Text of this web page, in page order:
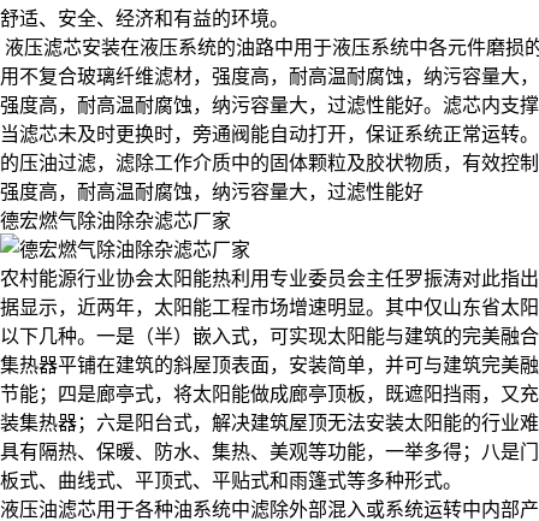
舒适、安全、经济和有益的环境。
液压滤芯安装在液压系统的油路中用于液压系统中各元件磨
用不复合玻璃纤维滤材，强度高，耐高温耐腐蚀，纳污容量大
强度高，耐高温耐腐蚀，纳污容量大，过滤性能好。滤芯内支
当滤芯未及时更换时，旁通阀能自动打开，保证系统正常运转
的压油过滤，滤除工作介质中的固体颗粒及胶状物质，有效控
强度高，耐高温耐腐蚀，纳污容量大，过滤性能好
德宏燃气除油除杂滤芯厂家
农村能源行业协会太阳能热利用专业委员会主任罗振涛对此指
据显示，近两年，太阳能工程市场增速明显。其中仅山东省太
以下几种。一是（半）嵌入式，可实现太阳能与建筑的完美融
集热器平铺在建筑的斜屋顶表面，安装简单，并可与建筑完美
节能；四是廊亭式，将太阳能做成廊亭顶板，既遮阳挡雨，又
装集热器；六是阳台式，解决建筑屋顶无法安装太阳能的行业
具有隔热、保暖、防水、集热、美观等功能，一举多得；八是
板式、曲线式、平顶式、平贴式和雨篷式等多种形式。
液压油滤芯用于各种油系统中滤除外部混入或系统运转中内部